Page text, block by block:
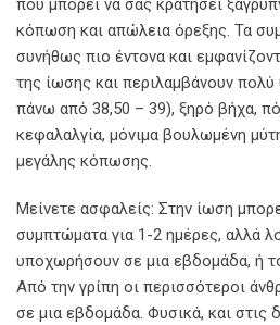
που μπορεί να σας κρατήσει
κόπωση και απώλεια όρεξης. Τα
συνήθως πιο έντονα και
της ίωσης και περιλαμβάνουν
πάνω από 38,50 – 39), ξηρό βήχα,
κεφαλαλγία, μόνιμα βουλωμένη
μεγάλης κόπωσης.
Μείνετε ασφαλείς: Στην ίωση
συμπτώματα για 1-2 ημέρες, αλλά
υποχωρήσουν σε μια εβδομάδα, ή
Από την γρίπη οι περισσότεροι
σε μια εβδομάδα. Φυσικά, και στις